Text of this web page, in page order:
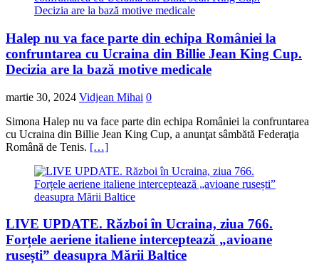
Halep nu va face parte din echipa României la
confruntarea cu Ucraina din Billie Jean King Cup.
Decizia are la bază motive medicale
martie 30, 2024 Vidjean Mihai 0
Simona Halep nu va face parte din echipa României la confruntarea
cu Ucraina din Billie Jean King Cup, a anunţat sâmbătă Federaţia
Română de Tenis. […]
LIVE UPDATE. Război în Ucraina, ziua 766.
Forțele aeriene italiene interceptează „avioane
rusești” deasupra Mării Baltice